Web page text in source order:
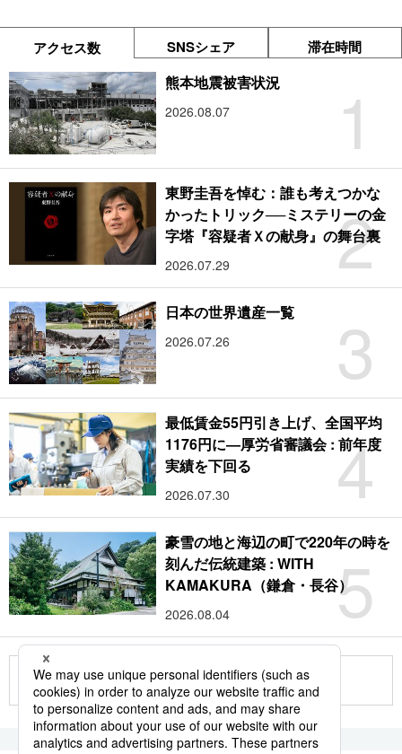
アクセス数 SNSシェア 滞在時間
1
熊本地震被害状況
2026.08.07
2
東野圭吾を悼む：誰も考えつかな
かったトリック──ミステリーの金
字塔『容疑者Ｘの献身』の舞台裏
2026.07.29
3
日本の世界遺産一覧
2026.07.26
4
最低賃金55円引き上げ、全国平均
1176円に―厚労省審議会 : 前年度
実績を下回る
2026.07.30
5
豪雪の地と海辺の町で220年の時を
刻んだ伝統建築 : WITH
KAMAKURA（鎌倉・長谷）
2026.08.04
もっと見る